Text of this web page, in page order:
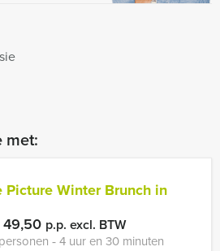
met:
Picture Winter Brunch in
p.p. excl. BTW
‐ 4 uur en 30 minuten